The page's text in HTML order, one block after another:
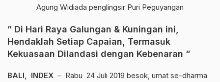
Agung Widiada penglingsir Puri Peguyangan
” Di Hari Raya Galungan & Kuningan ini,
Hendaklah Setiap Capaian, Termasuk
Kekuasaan Dilandasi dengan Kebenaran “
BALI, INDEX – Rabu 24 Juli 2019 besok, umat se-dharma